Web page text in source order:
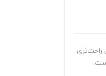
م | ن |
خری
راحت‌تری